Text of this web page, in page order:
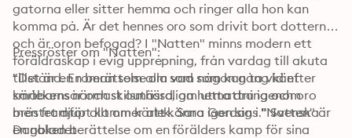
gatorna eller sitter hemma och ringer alla hon kan
komma på. Är det hennes oro som drivit bort dottern,
och är oron befogad? I "Natten" minns modern ett
föräldraskap i evig upprepning, från vardag till akuta
tillstånd. En berättelse om vad som kan ta vid efter
småbarnsår och skilsmässa, om utmattning och oro
men framför allt om kärlek. Sara Gordans "Natten" är
en naken berättelse om en förälders kamp för sina
Pressröster om "Natten":
"Det är en roman som alla som någon gång känt
kärlekens närmast outhärdliga hetta dra igenom
bröstet djupt kommer att känna igen sig i." Svenska
Dagbladet